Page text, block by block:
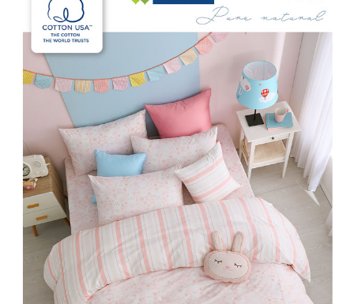
「AFTEE先享後付」，若未經同意申辦者引起之損失，本公司不負相關責
４．使用「AFTEE先享後付」時，將依據個別帳號之用戶狀況，依本公司即
時審查核予不同之上限額度；若仍有額度不足之情形，本公司將視審查結果
請求用戶進行身份認證。
５．嚴禁一人註冊多個帳號或使用他人資訊註冊。若發現惡意使用之情形，
恩沛科技股份有限公司將有權停止該用戶之使用額度並採取法律行動。